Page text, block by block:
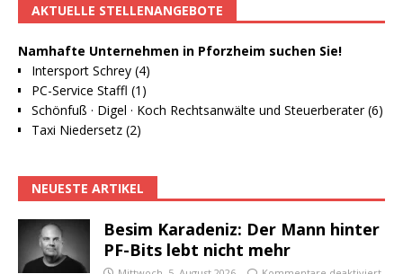
AKTUELLE STELLENANGEBOTE
Namhafte Unternehmen in Pforzheim suchen Sie!
Intersport Schrey (4)
PC-Service Staffl (1)
Schönfuß · Digel · Koch Rechtsanwälte und Steuerberater (6)
Taxi Niedersetz (2)
NEUESTE ARTIKEL
Besim Karadeniz: Der Mann hinter
PF-Bits lebt nicht mehr